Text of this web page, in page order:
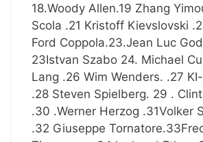
18.Woody Allen.19 Zhang
Scola .21 Kristoff Kievslovski
Ford Coppola.23.Jean Luc
23Istvan Szabo 24. Michael
Lang .26 Wim Wenders. .27
.28 Steven Spielberg. 29 .
.30 .Werner Herzog .31Volker
.32 Giuseppe